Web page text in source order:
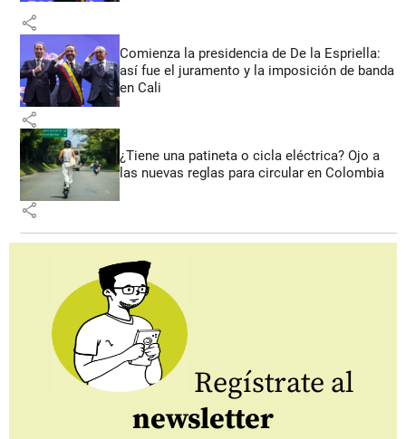
share
Comienza la presidencia de De la Espriella:
así fue el juramento y la imposición de banda
en Cali
share
¿Tiene una patineta o cicla eléctrica? Ojo a
las nuevas reglas para circular en Colombia
share
Regístrate al
newsletter